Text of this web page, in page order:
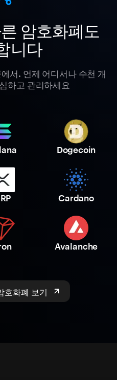
암호화폐도
니다
서. 언제 어디서나 수천 개
하고 관리하세요
Dogecoin
Cardano
Avalanche
호화폐 보기